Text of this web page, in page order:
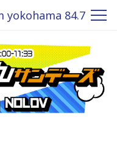
yokohama 84.7